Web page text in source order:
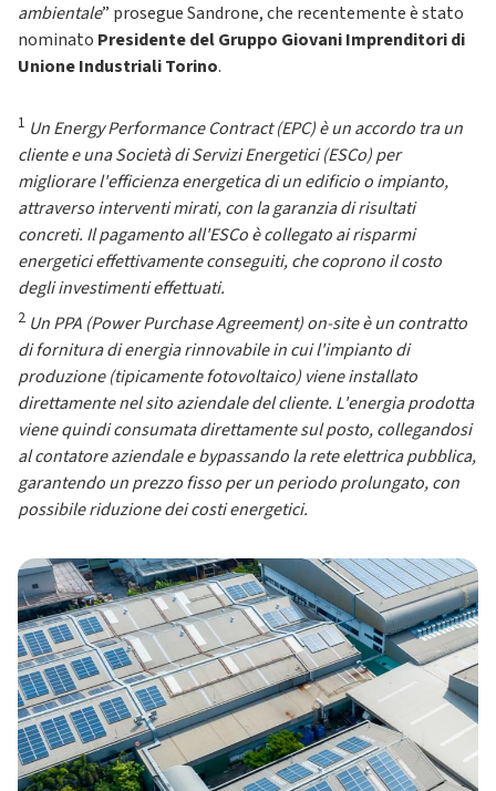
ambientale” prosegue Sandrone, che recentemente è stato
nominato Presidente del Gruppo Giovani Imprenditori di
Unione Industriali Torino.
1 Un Energy Performance Contract (EPC) è un accordo tra un
cliente e una Società di Servizi Energetici (ESCo) per
migliorare l'efficienza energetica di un edificio o impianto,
attraverso interventi mirati, con la garanzia di risultati
concreti. Il pagamento all'ESCo è collegato ai risparmi
energetici effettivamente conseguiti, che coprono il costo
degli investimenti effettuati.
2 Un PPA (Power Purchase Agreement) on-site è un contratto
di fornitura di energia rinnovabile in cui l'impianto di
produzione (tipicamente fotovoltaico) viene installato
direttamente nel sito aziendale del cliente. L'energia prodotta
viene quindi consumata direttamente sul posto, collegandosi
al contatore aziendale e bypassando la rete elettrica pubblica,
garantendo un prezzo fisso per un periodo prolungato, con
possibile riduzione dei costi energetici.